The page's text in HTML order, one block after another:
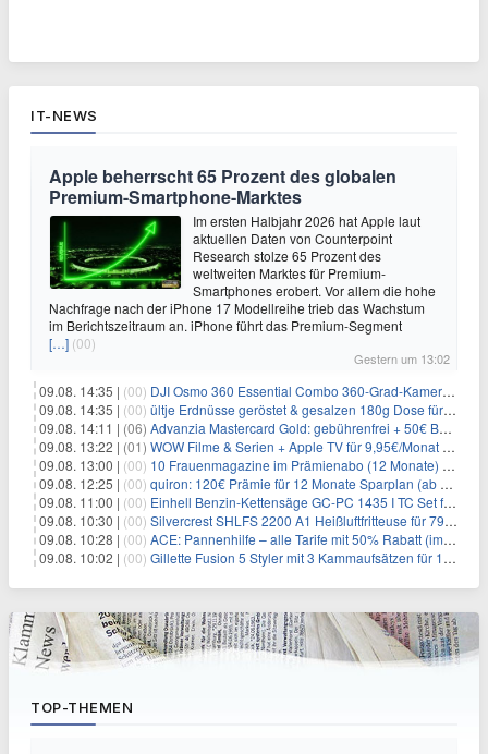
IT-NEWS
Apple beherrscht 65 Prozent des globalen
Premium-Smartphone-Marktes
Im ersten Halbjahr 2026 hat Apple laut
aktuellen Daten von Counterpoint
Research stolze 65 Prozent des
weltweiten Marktes für Premium-
Smartphones erobert. Vor allem die hohe
Nachfrage nach der iPhone 17 Modellreihe trieb das Wachstum
im Berichtszeitraum an. iPhone führt das Premium-Segment
[…] (00)
Gestern um 13:02
09.08. 14:35 | (00) DJI Osmo 360 Essential Combo 360-Grad-Kamera für 375€
09.08. 14:35 | (00) ültje Erdnüsse geröstet & gesalzen 180g Dose für 1,52€ im Spar-Abo
09.08. 14:11 | (06) Advanzia Mastercard Gold: gebührenfrei + 50€ Bonus* + gratis Reiseversicherung
09.08. 13:22 | (01) WOW Filme & Serien + Apple TV für 9,95€/Monat // Alles von WOW (Filme, Serien, Live-Sport) für 34,97€/Monat
09.08. 13:00 | (00) 10 Frauenmagazine im Prämienabo (12 Monate) mit Prämien bis zu 225€
09.08. 12:25 | (00) quiron: 120€ Prämie für 12 Monate Sparplan (ab 100€/Monat)
09.08. 11:00 | (00) Einhell Benzin-Kettensäge GC-PC 1435 I TC Set für 99,99€
09.08. 10:30 | (00) Silvercrest SHLFS 2200 A1 Heißluftfritteuse für 79,99€ – Grill & Räucherfunktion
09.08. 10:28 | (00) ACE: Pannenhilfe – alle Tarife mit 50% Rabatt (im ersten Jahr)
09.08. 10:02 | (00) Gillette Fusion 5 Styler mit 3 Kammaufsätzen für 16€
TOP-THEMEN